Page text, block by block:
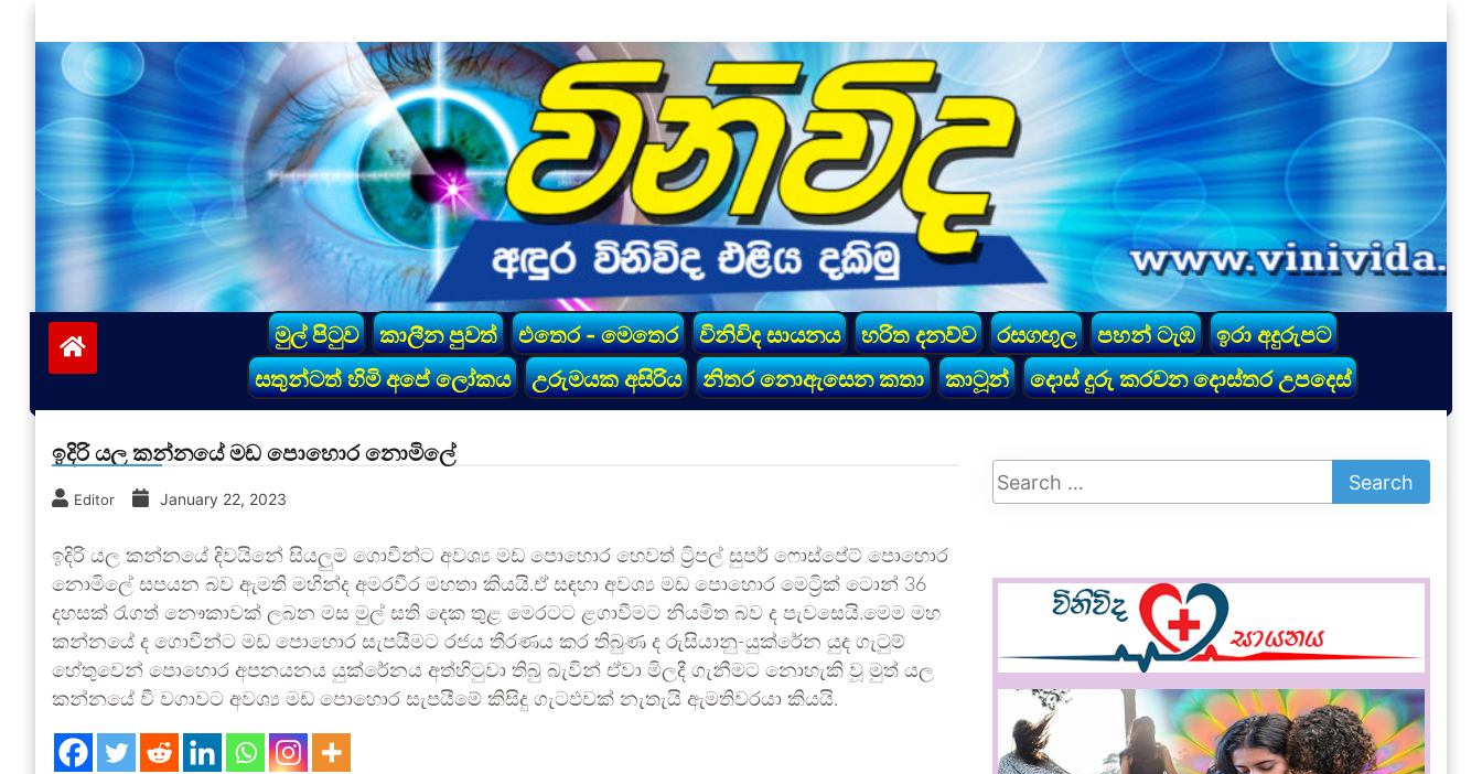
to
content
vinivida.lk
මුල් පිටුව කාලීන පුවත් එතෙර - මෙතෙර විනිවිද සායනය හරිත දනව්ව රසගඟුල පහන් ටැඹ
ඉරා අදුරුපට
සතුන්ටත් හිමි අපේ ලෝකය
උරුමයක අසිරිය නිතර නොඇසෙන කතා කාටූන් දොස් දුරු කරවන දොස්තර උපදෙස්
ඉදිරි යල කන්නයේ මඩ පොහොර නොමිලේ
Editor January 22, 2023
ඉදිරි යල කන්නයේ දිවයිනේ සියලුම ගොවීන්ට අවශ්‍ය මඩ පොහොර හෙවත් ට්‍රිපල් සුපර් ෆොස්පේට් පොහොර
නොමිලේ සපයන බව ඇමති මහින්ද අමරවීර මහතා කියයි.ඒ සඳහා අවශ්‍ය මඩ පොහොර මෙට්‍රික් ටොන් 36
දහසක් රැගත් නෞකාවක් ලබන මස මුල් සති දෙක තුළ මෙරටට ළගාවීමට නියමිත බව ද පැවසෙයි.මෙම මහ
කන්නයේ ද ගොවීන්ට මඩ පොහොර සැපයීමට රජය තීරණය කර තිබුණ ද රුසියානු-යුක්රේන යුද ගැටුම්
හේතුවෙන් පොහොර අපනයනය යුක්රේනය අත්හිටුවා තිබු බැවින් ඒවා මිලදී ගැනීමට නොහැකි වූ මුත් යල
කන්නයේ වී වගාවට අවශ්‍ය මඩ පොහොර සැපයීමේ කිසිදු ගැටඵවක් නැතැයි ඇමතිවරයා කියයි.